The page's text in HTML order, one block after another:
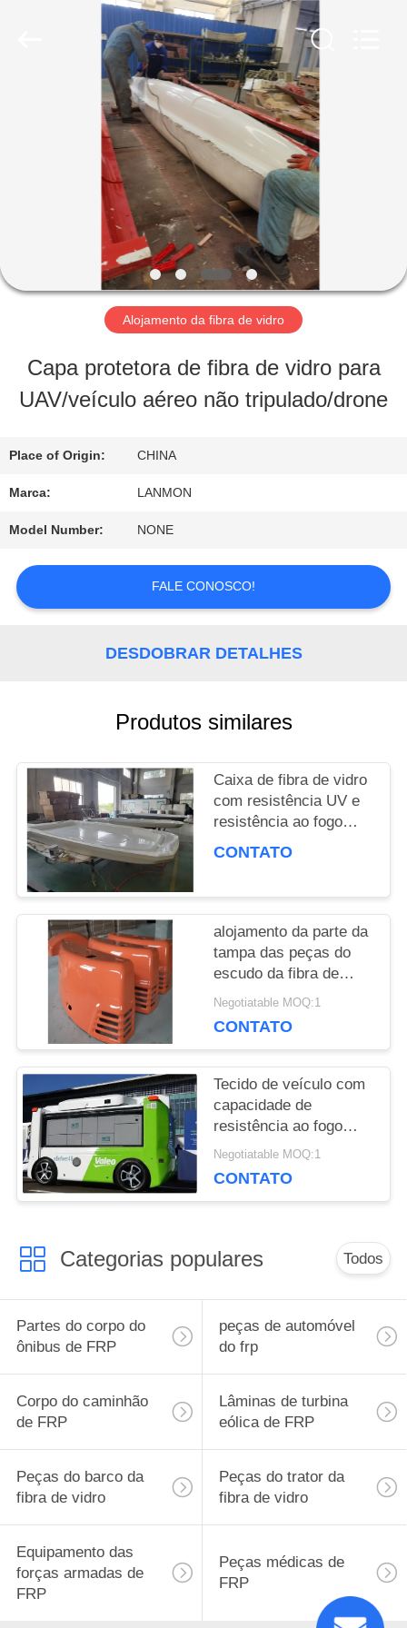
PRODUTOS
NÓS
EXCURSÃO
DA
FÁBRICA
CONTROLE
DA
QUALIDADE
MAPA
DO
SITE
PRIVACY
POLICY
Alojamento da fibra de vidro
Capa protetora de fibra de vidro para
UAV/veículo aéreo não tripulado/drone
Place of Origin: CHINA
Marca: LANMON
Model Number: NONE
FALE CONOSCO!
DESDOBRAR DETALHES
Produtos similares
Caixa de fibra de vidro
com resistência UV e
resistência ao fogo
com revestimento Ge
CONTATO
alojamento da parte da
tampa das peças do
escudo da fibra de
vidro/frp/fibra de vidro
Negotiatable MOQ:1
CONTATO
Tecido de veículo com
capacidade de
resistência ao fogo
com tecnologia RTM
Negotiatable MOQ:1
CONTATO
Categorias populares Todos
Partes do corpo do
ônibus de FRP
peças de automóvel
do frp
Corpo do caminhão
de FRP
Lâminas de turbina
eólica de FRP
Peças do barco da
fibra de vidro
Peças do trator da
fibra de vidro
Equipamento das
forças armadas de
FRP
Peças médicas de
FRP